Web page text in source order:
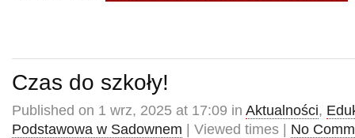
Czas do szkoły!
Published on 1 wrz, 2025 at 17:09 in Aktualności,
Podstawowa w Sadownem | Viewed times | No